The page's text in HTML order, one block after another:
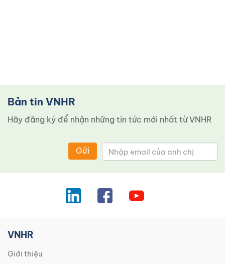
Bản tin VNHR
Hãy đăng ký để nhận những tin tức mới nhất từ ​​VNHR
Gửi
VNHR
Giới thiệu